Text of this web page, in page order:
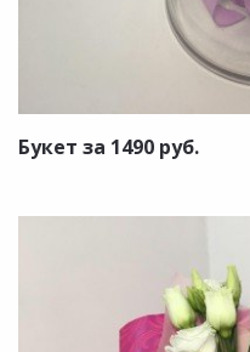
Букет за 1490 руб.